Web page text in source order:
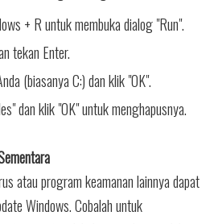
+ R untuk membuka dialog "Run".
tekan Enter.
(biasanya C:) dan klik "OK".
dan klik "OK" untuk menghapusnya.
atau program keamanan lainnya dapat
Windows. Cobalah untuk